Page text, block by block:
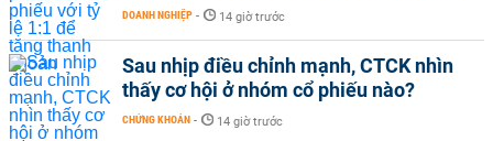
DOANH NGHIỆP - 14 giờ trước
Sau nhịp điều chỉnh mạnh, CTCK nhìn
thấy cơ hội ở nhóm cổ phiếu nào?
CHỨNG KHOÁN - 14 giờ trước